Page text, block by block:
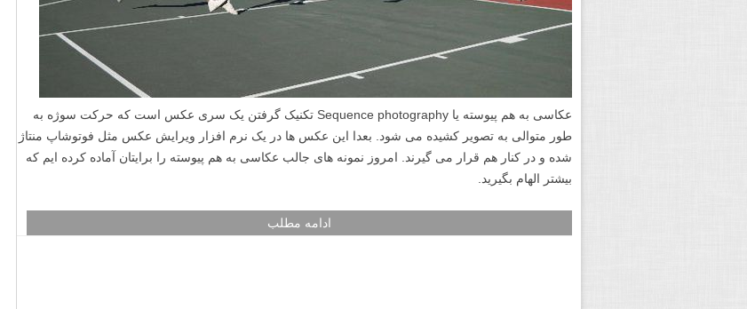
عکاسی به هم پیوسته یا Sequence photography تکنیک گرفتن یک سری عکس است که حرکت سوژه به
طور متوالی به تصویر کشیده می شود. بعدا این عکس ها در یک نرم افزار ویرایش عکس مثل فوتوشاپ منتاژ
شده و در کنار هم قرار می گیرند. امروز نمونه های جالب عکاسی به هم پیوسته را برایتان آماده کرده ایم که
بیشتر الهام بگیرید.
ادامه مطلب